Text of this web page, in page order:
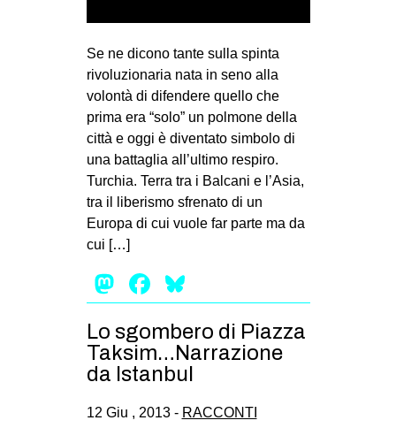
EUROPA
MEDIO ORIENTE
MONDO
EVENTI
in
bsky
SEARCH
Se ne dicono tante sulla spinta
rivoluzionaria nata in seno alla
volontà di difendere quello che
prima era “solo” un polmone della
città e oggi è diventato simbolo di
una battaglia all’ultimo respiro.
Turchia. Terra tra i Balcani e l’Asia,
tra il liberismo sfrenato di un
Europa di cui vuole far parte ma da
cui […]
Mastodon
Facebook
Lo sgombero di Piazza
Taksim…Narrazione
da Istanbul
12 Giu , 2013 - RACCONTI